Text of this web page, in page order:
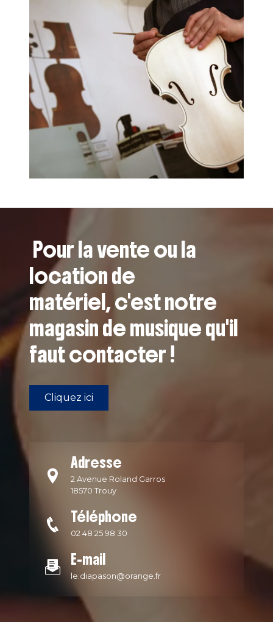
Pour la vente ou la
location de
matériel, c'est notre
magasin de musique qu'il
faut contacter !
Cliquez ici
Adresse
2 Avenue Roland Garros
18570 Trouy
Téléphone
02 48 25 98 30
E-mail
le.diapason@orange.fr